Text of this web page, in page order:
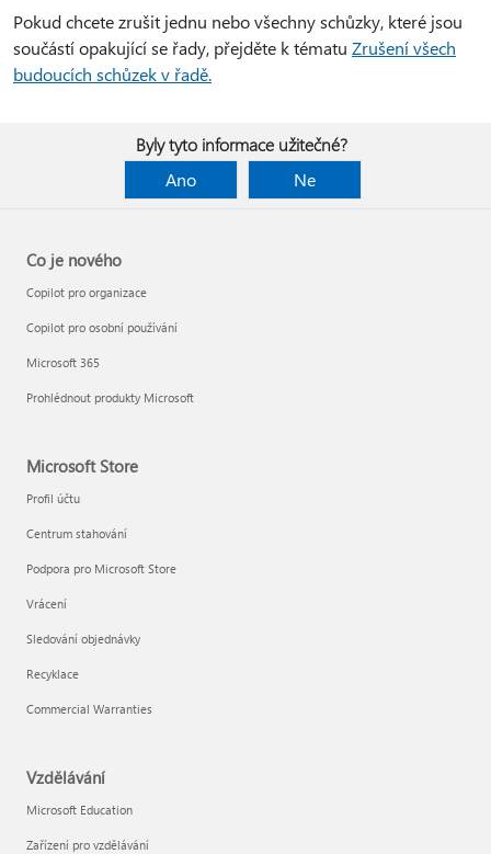
Pokud chcete zrušit jednu nebo všechny schůzky, které jsou
součástí opakující se řady, přejděte k tématu Zrušení všech
budoucích schůzek v řadě.
Byly tyto informace užitečné?
Ano
Ne
Co je nového
Copilot pro organizace
Copilot pro osobní používání
Microsoft 365
Prohlédnout produkty Microsoft
Microsoft Store
Profil účtu
Centrum stahování
Podpora pro Microsoft Store
Vrácení
Sledování objednávky
Recyklace
Commercial Warranties
Vzdělávání
Microsoft Education
Zařízení pro vzdělávání